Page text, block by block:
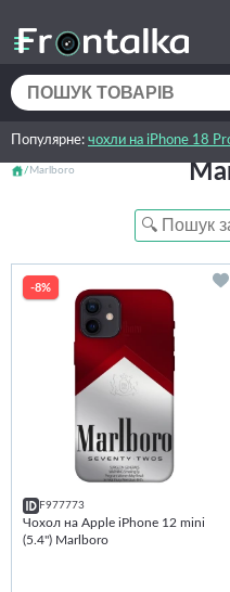
Популярне: чохли на iPhone 18
Marlboro
-8%
F977773
Чохол на Apple iPhone 12 mini
(5.4") Marlboro